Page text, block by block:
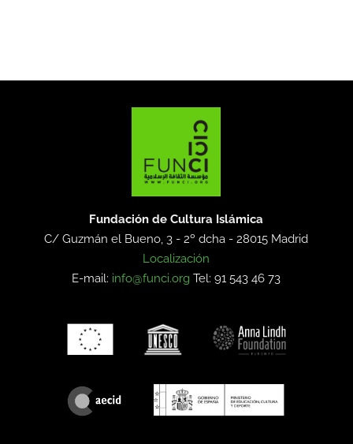
Fundación de Cultura Islámica
C/ Guzmán el Bueno, 3 - 2º dcha -28015 Madrid
Localización
E-mail: info@funci.org Tel: 91 543 46 73